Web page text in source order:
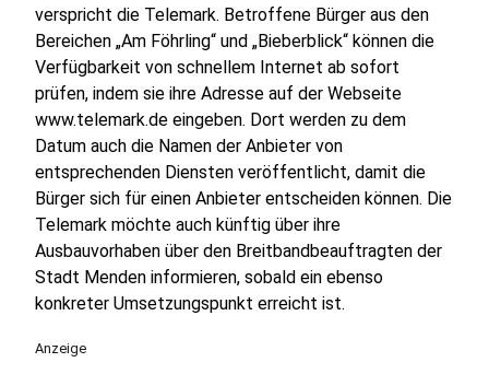
verspricht die Telemark. Betroffene Bürger aus den
Bereichen „Am Föhrling“ und „Bieberblick“ können die
Verfügbarkeit von schnellem Internet ab sofort
prüfen, indem sie ihre Adresse auf der Webseite
www.telemark.de eingeben. Dort werden zu dem
Datum auch die Namen der Anbieter von
entsprechenden Diensten veröffentlicht, damit die
Bürger sich für einen Anbieter entscheiden können. Die
Telemark möchte auch künftig über ihre
Ausbauvorhaben über den Breitbandbeauftragten der
Stadt Menden informieren, sobald ein ebenso
konkreter Umsetzungspunkt erreicht ist.
Anzeige